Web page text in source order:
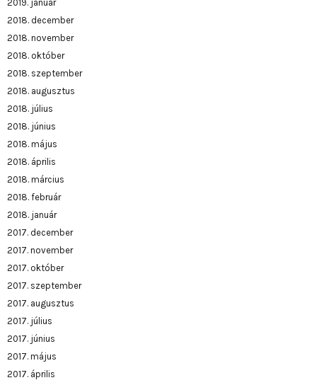
2019. január
2018. december
2018. november
2018. október
2018. szeptember
2018. augusztus
2018. július
2018. június
2018. május
2018. április
2018. március
2018. február
2018. január
2017. december
2017. november
2017. október
2017. szeptember
2017. augusztus
2017. július
2017. június
2017. május
2017. április